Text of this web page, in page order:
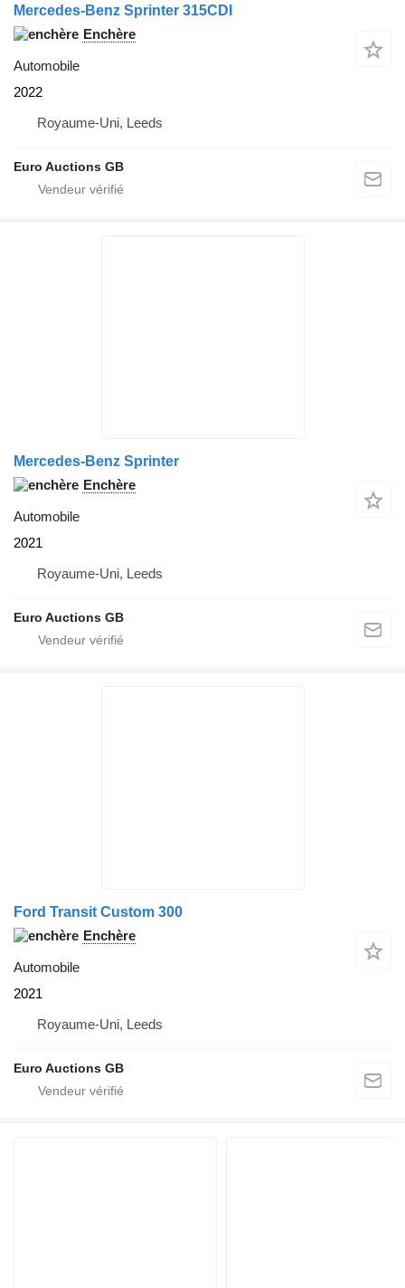
Mercedes-Benz Sprinter 315CDI
Enchère
Automobile
2022
Royaume-Uni, Leeds
Euro Auctions GB
Mercedes-Benz Sprinter
Enchère
Automobile
2021
Royaume-Uni, Leeds
Euro Auctions GB
Ford Transit Custom 300
Enchère
Automobile
2021
Royaume-Uni, Leeds
Euro Auctions GB